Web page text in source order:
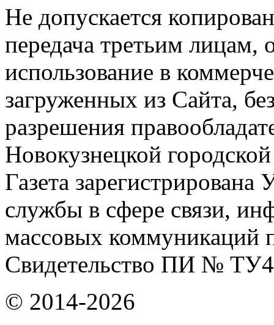
Не допускается
передача третьим лицам,
использование в
загруженных из Сайта,
разрешения
Новокузнецкой
Газета
службы в сфере связи,
массовых коммуникаций
Свидетельство ПИ №
© 2014-2026